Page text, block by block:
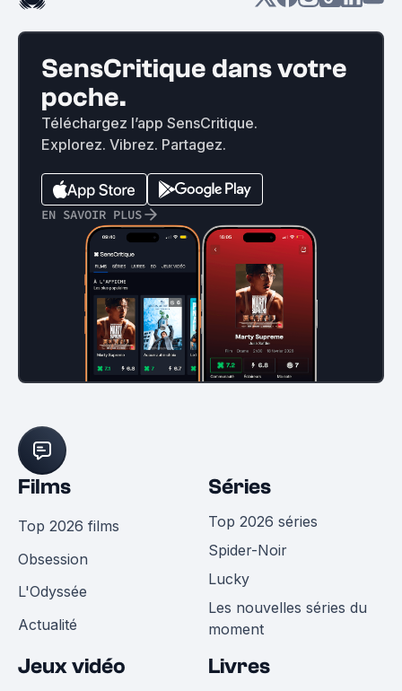
SensCritique dans votre
poche.
Téléchargez l’app SensCritique.
Explorez. Vibrez. Partagez.
EN SAVOIR PLUS
Films
Top 2026 films
Obsession
L'Odyssée
Actualité
Séries
Top 2026 séries
Spider-Noir
Lucky
Les nouvelles séries du
moment
Jeux vidéo Livres